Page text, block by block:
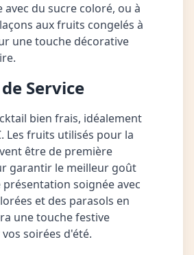
du sucre coloré, ou à
aux fruits congelés à
une touche décorative
Service
bien frais, idéalement
Les fruits utilisés pour la
être de première
garantir le meilleur goût
présentation soignée avec
et des parasols en
une touche festive
soirées d'été.